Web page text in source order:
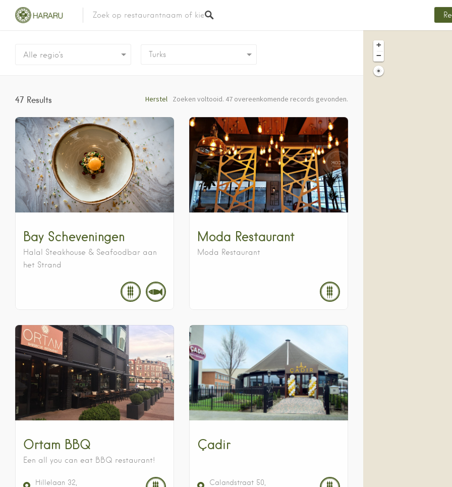
Alle regio’s Turks
47 Results Zoeken voltooid. 47 overeenkomende records gevonden.
Herstel
Bay Scheveningen
Halal Steakhouse & Seafoodbar aan
het Strand
Moda Restaurant
Moda Restaurant
Ortam BBQ
Een all you can eat BBQ restaurant!
Hillelaan 32
Çadir
Calandstraat 50
+
−